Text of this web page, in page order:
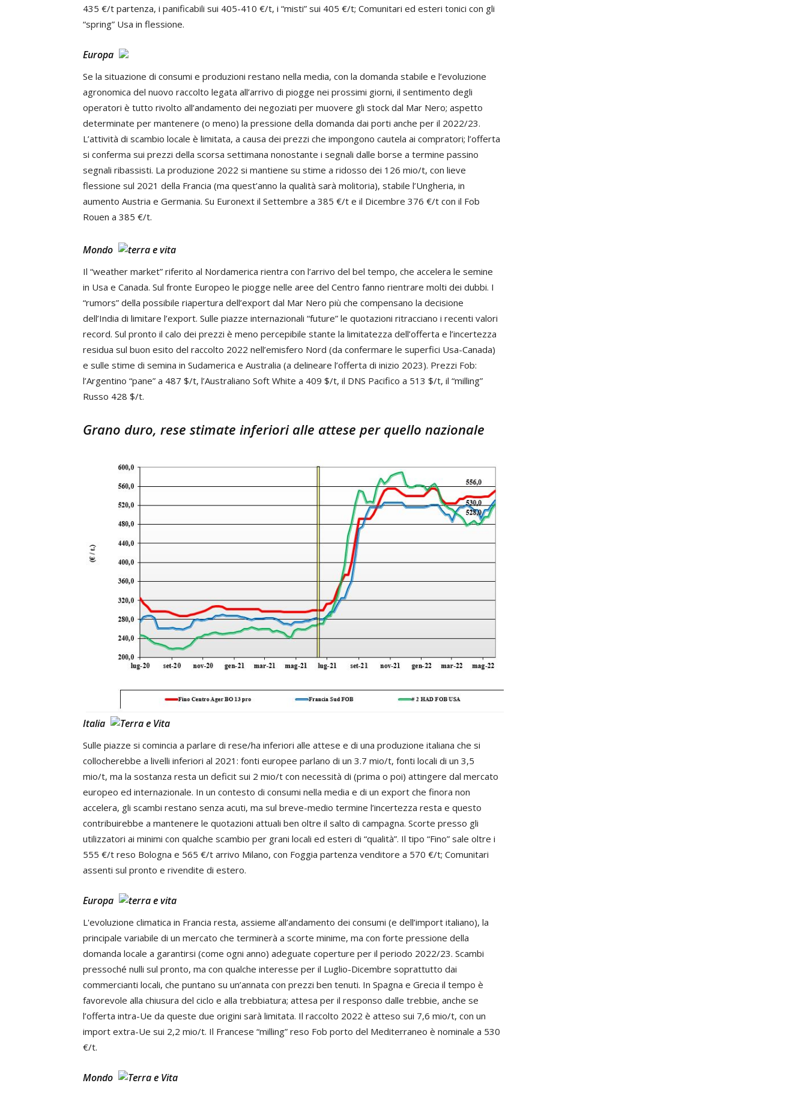
435 €/t partenza, i panificabili sui 405-410 €/t, i “misti” sui 405 €/t; Comunitari ed esteri tonici con gli
“spring” Usa in flessione.
Europa
Se la situazione di consumi e produzioni restano nella media, con la domanda stabile e l’evoluzione
agronomica del nuovo raccolto legata all’arrivo di piogge nei prossimi giorni, il sentimento degli
operatori è tutto rivolto all’andamento dei negoziati per muovere gli stock dal Mar Nero; aspetto
determinate per mantenere (o meno) la pressione della domanda dai porti anche per il 2022/23.
L’attività di scambio locale è limitata, a causa dei prezzi che impongono cautela ai compratori; l’offerta
si conferma sui prezzi della scorsa settimana nonostante i segnali dalle borse a termine passino
segnali ribassisti. La produzione 2022 si mantiene su stime a ridosso dei 126 mio/t, con lieve
flessione sul 2021 della Francia (ma quest’anno la qualità sarà molitoria), stabile l’Ungheria, in
aumento Austria e Germania. Su Euronext il Settembre a 385 €/t e il Dicembre 376 €/t con il Fob
Rouen a 385 €/t.
Mondo
Il “weather market” riferito al Nordamerica rientra con l’arrivo del bel tempo, che accelera le semine
in Usa e Canada. Sul fronte Europeo le piogge nelle aree del Centro fanno rientrare molti dei dubbi. I
“rumors” della possibile riapertura dell’export dal Mar Nero più che compensano la decisione
dell’India di limitare l’export. Sulle piazze internazionali “future” le quotazioni ritracciano i recenti valori
record. Sul pronto il calo dei prezzi è meno percepibile stante la limitatezza dell’offerta e l’incertezza
residua sul buon esito del raccolto 2022 nell’emisfero Nord (da confermare le superfici Usa-Canada)
e sulle stime di semina in Sudamerica e Australia (a delineare l’offerta di inizio 2023). Prezzi Fob:
l’Argentino “pane” a 487 $/t, l’Australiano Soft White a 409 $/t, il DNS Pacifico a 513 $/t, il “milling”
Russo 428 $/t.
Grano duro, rese stimate inferiori alle attese per quello nazionale
Italia
Sulle piazze si comincia a parlare di rese/ha inferiori alle attese e di una produzione italiana che si
collocherebbe a livelli inferiori al 2021: fonti europee parlano di un 3.7 mio/t, fonti locali di un 3,5
mio/t, ma la sostanza resta un deficit sui 2 mio/t con necessità di (prima o poi) attingere dal mercato
europeo ed internazionale. In un contesto di consumi nella media e di un export che finora non
accelera, gli scambi restano senza acuti, ma sul breve-medio termine l’incertezza resta e questo
contribuirebbe a mantenere le quotazioni attuali ben oltre il salto di campagna. Scorte presso gli
utilizzatori ai minimi con qualche scambio per grani locali ed esteri di “qualità”. Il tipo “Fino” sale oltre i
555 €/t reso Bologna e 565 €/t arrivo Milano, con Foggia partenza venditore a 570 €/t; Comunitari
assenti sul pronto e rivendite di estero.
Europa
L'evoluzione climatica in Francia resta, assieme all’andamento dei consumi (e dell’import italiano), la
principale variabile di un mercato che terminerà a scorte minime, ma con forte pressione della
domanda locale a garantirsi (come ogni anno) adeguate coperture per il periodo 2022/23. Scambi
pressoché nulli sul pronto, ma con qualche interesse per il Luglio-Dicembre soprattutto dai
commercianti locali, che puntano su un’annata con prezzi ben tenuti. In Spagna e Grecia il tempo è
favorevole alla chiusura del ciclo e alla trebbiatura; attesa per il responso dalle trebbie, anche se
l’offerta intra-Ue da queste due origini sarà limitata. Il raccolto 2022 è atteso sui 7,6 mio/t, con un
import extra-Ue sui 2,2 mio/t. Il Francese “milling” reso Fob porto del Mediterraneo è nominale a 530
€/t.
Mondo